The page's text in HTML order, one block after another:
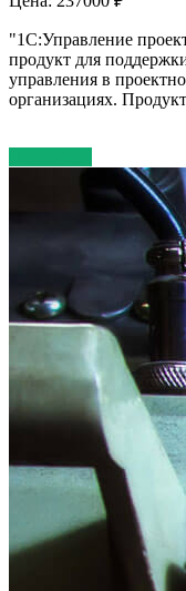
"1С:Управление
продукт для
управления в
организациях.